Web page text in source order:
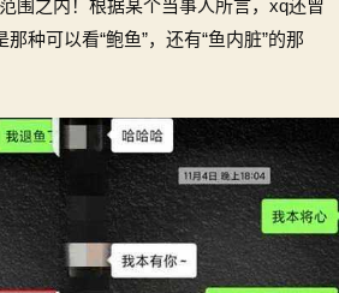
围之内！根据某个当事人所言，xq还曾
种可以看“鲍鱼”，还有“鱼内脏”的那